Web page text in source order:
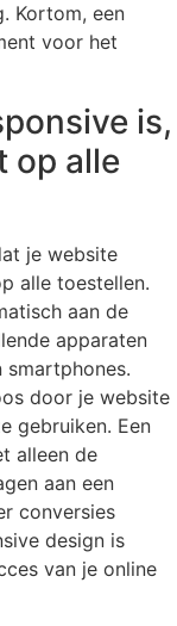
Kortom, een
voor het
is,
op alle
je website
alle toestellen.
aan de
apparaten
door je website
gebruiken. Een
alleen de
aan een
conversies
design is
van je online